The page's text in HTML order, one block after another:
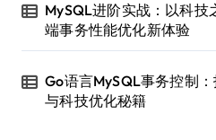
MySQL进阶实战：以科技
端事务性能优化新体验
Go语言MySQL事务控制
与科技优化秘籍